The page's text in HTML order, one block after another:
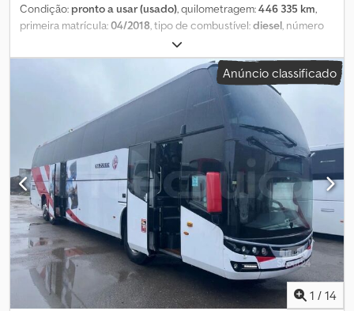
Condição: pronto a usar (usado), quilometragem:446 335 km,
primeira matrícula:04/2018, tipo de combustível:diesel, número
, configuração de eixo:
Euro 6, cor:cinzento, travões:retardador, tamanho do pneu:
2018, número da máquina/veículo:
, Equipamento:
ABS, aquecedor
estacionário, ar condicionado
, O veículo é vendido sem
indicadores de percurso; informa-se sobre intervenção de
repintura no lado direito. O veículo está equipado com uma casa
de banho (WC) interna, embora este acessório não conste no
documento de circulação. O veículo está disponível pelo preço
de Compra Imediata ou é possível enviar a sua proposta e iniciar
uma negociação. Dwodpfx Ahjzgwafoyea
Anúncio classificado
1 / 14